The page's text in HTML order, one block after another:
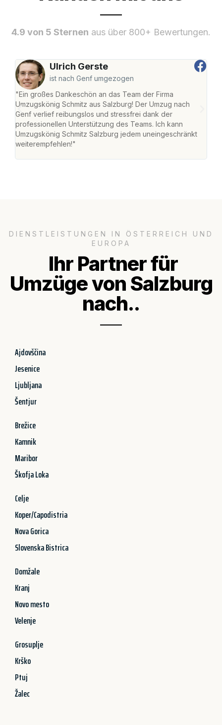
4.9 von 5 Sternen aus über 800+ Bewertungen.
Ulrich Gerste
ist nach Genf umgezogen
"Ein großes Dankeschön an das Team der Firma
Umzugskönig Schmitz aus Salzburg! Der Umzug nach
Genf verlief reibungslos und stressfrei dank der
professionellen Unterstützung des Teams. Ich kann
Umzugskönig Schmitz Salzburg jedem uneingeschränkt
weiterempfehlen!"
DIENSTLEISTUNGEN IN ÖSTERREICH UND
EUROPA
Ihr Partner für
Umzüge von Salzburg
nach..
Ajdovščina
Jesenice
Ljubljana
Šentjur
Brežice
Kamnik
Maribor
Škofja Loka
Celje
Koper/Capodistria
Nova Gorica
Slovenska Bistrica
Domžale
Kranj
Novo mesto
Velenje
Grosuplje
Krško
Ptuj
Žalec